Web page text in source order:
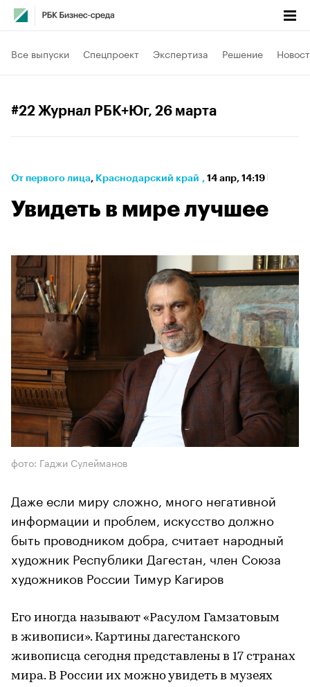
Все выпуски Спецпроект Экспертиза Решение
#22 Журнал РБК+Юг, 26 марта
От первого лица⁠, Краснодарский край , 14 апр, 14:19
Увидеть в мире лучшее
фото: Гаджи Сулейманов
Даже если миру сложно, много негативной
информации и проблем, искусство должно
быть проводником добра, считает народный
художник Республики Дагестан, член Союза
художников России Тимур Кагиров
Его иногда называют «Расулом Гамзатовым
в живописи». Картины дагестанского
живописца сегодня представлены в 17 странах
мира. В России их можно увидеть в музеях